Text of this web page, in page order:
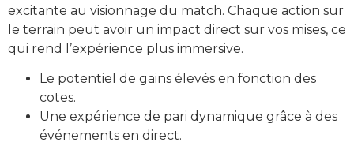
excitante au visionnage du match. Chaque action sur
le terrain peut avoir un impact direct sur vos mises, ce
qui rend l’expérience plus immersive.
Le potentiel de gains élevés en fonction des
cotes.
Une expérience de pari dynamique grâce à des
événements en direct.